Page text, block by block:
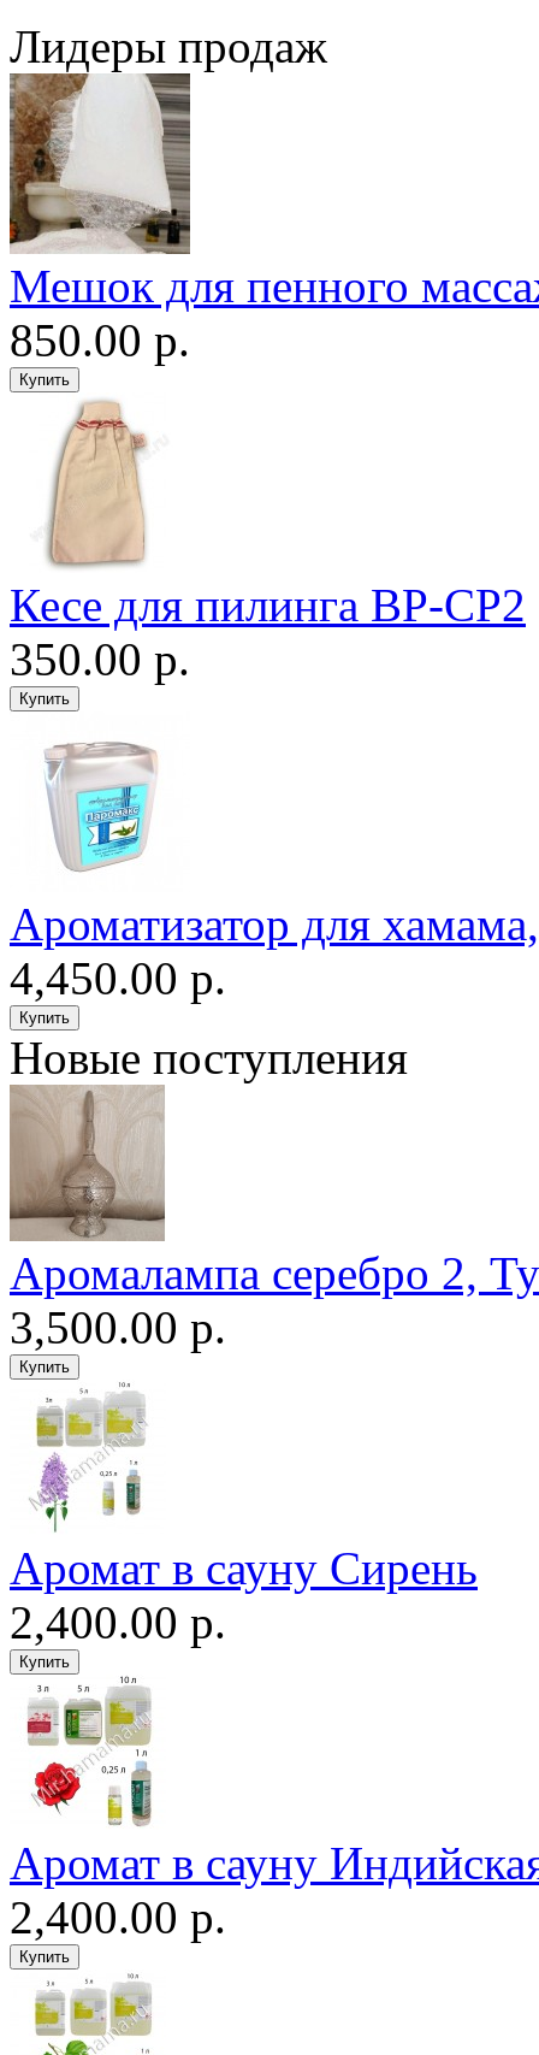
Лидеры продаж
Мешок для пенного
850.00 р.
Кесе для пилинга ВР-CP2
350.00 р.
Ароматизатор для
4,450.00 р.
Новые поступления
Аромалампа серебро 2,
3,500.00 р.
Аромат в сауну Сирень
2,400.00 р.
Аромат в сауну
2,400.00 р.